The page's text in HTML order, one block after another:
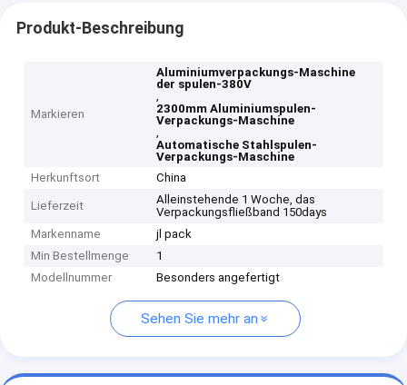
Produkt-Beschreibung
Markieren
Aluminiumverpackungs-Maschine
der spulen-380V
,
2300mm Aluminiumspulen-
Verpackungs-Maschine
,
Automatische Stahlspulen-
Verpackungs-Maschine
Herkunftsort
China
Lieferzeit
Alleinstehende 1 Woche, das
Verpackungsfließband 150days
Markenname
jl pack
Min Bestellmenge
1
Modellnummer
Besonders angefertigt
Sehen Sie mehr an